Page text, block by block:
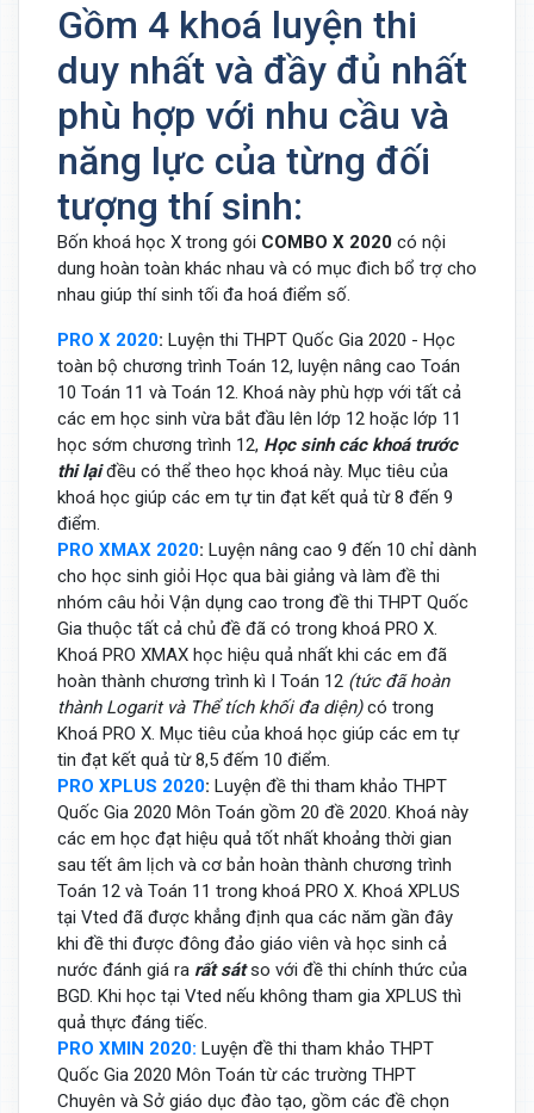
Gồm 4 khoá luyện thi
duy nhất và đầy đủ nhất
phù hợp với nhu cầu và
năng lực của từng đối
tượng thí sinh:
Bốn khoá học X trong gói COMBO X 2020 có nội
dung hoàn toàn khác nhau và có mục đich bổ trợ cho
nhau giúp thí sinh tối đa hoá điểm số.
PRO X 2020: Luyện thi THPT Quốc Gia 2020 - Học
toàn bộ chương trình Toán 12, luyện nâng cao Toán
10 Toán 11 và Toán 12. Khoá này phù hợp với tất cả
các em học sinh vừa bắt đầu lên lớp 12 hoặc lớp 11
học sớm chương trình 12, Học sinh các khoá trước
thi lại đều có thể theo học khoá này. Mục tiêu của
khoá học giúp các em tự tin đạt kết quả từ 8 đến 9
điểm.
PRO XMAX 2020: Luyện nâng cao 9 đến 10 chỉ dành
cho học sinh giỏi Học qua bài giảng và làm đề thi
nhóm câu hỏi Vận dụng cao trong đề thi THPT Quốc
Gia thuộc tất cả chủ đề đã có trong khoá PRO X.
Khoá PRO XMAX học hiệu quả nhất khi các em đã
hoàn thành chương trình kì I Toán 12 (tức đã hoàn
thành Logarit và Thể tích khối đa diện)có trong
Khoá PRO X. Mục tiêu của khoá học giúp các em tự
tin đạt kết quả từ 8,5 đếm 10 điểm.
PRO XPLUS 2020: Luyện đề thi tham khảo THPT
Quốc Gia 2020 Môn Toán gồm 20 đề 2020. Khoá này
các em học đạt hiệu quả tốt nhất khoảng thời gian
sau tết âm lịch và cơ bản hoàn thành chương trình
Toán 12 và Toán 11 trong khoá PRO X. Khoá XPLUS
tại Vted đã được khẳng định qua các năm gần đây
khi đề thi được đông đảo giáo viên và học sinh cả
nước đánh giá ra rất sátso với đề thi chính thức của
BGD. Khi học tại Vted nếu không tham gia XPLUS thì
quả thực đáng tiếc.
PRO XMIN 2020: Luyện đề thi tham khảo THPT
Quốc Gia 2020 Môn Toán từ các trường THPT
Chuyên và Sở giáo dục đào tạo, gồm các đề chọn